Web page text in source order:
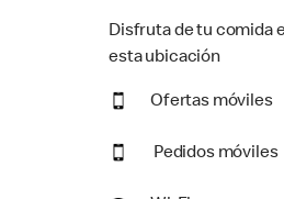
Disfruta de tu comida
esta ubicación
Ofertas móviles
Pedidos móviles